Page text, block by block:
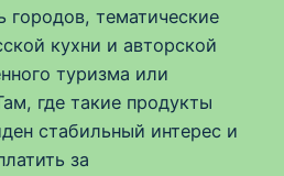
городов, тематические
кухни и авторской
туризма или
где такие продукты
стабильный интерес и
за